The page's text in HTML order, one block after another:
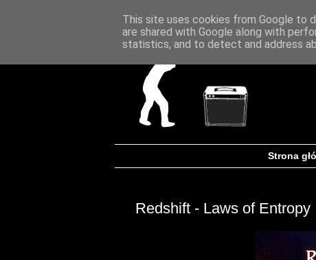
Strona
Redshift - Laws of Entropy
This site uses cookies from Google to
are shared with Google along with
statistics, and to detect and address